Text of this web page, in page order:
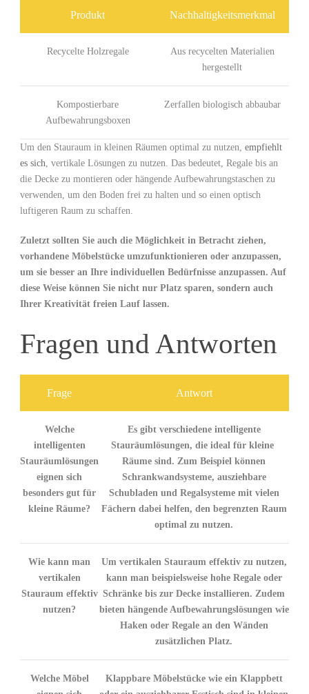
Produkt Nachhaltigkeitsmerkmal
Recycelte Holzregale
Aus⁤ recycelten⁢ Materialien
hergestellt
Kompostierbare
Aufbewahrungsboxen
Zerfallen biologisch ‌abbaubar
Um den Stauraum in kleinen Räumen optimal zu nutzen, empfiehlt
es sich, vertikale Lösungen zu nutzen. Das bedeutet, Regale bis an
die Decke zu montieren oder hängende Aufbewahrungstaschen zu
verwenden, um den Boden frei zu ⁤halten und so einen optisch ​
luftigeren Raum zu schaffen.
Zuletzt sollten Sie auch die Möglichkeit in Betracht ziehen,
vorhandene Möbelstücke umzufunktionieren oder anzupassen,
um sie besser an Ihre individuellen Bedürfnisse anzupassen. Auf
diese Weise können Sie ⁤nicht nur Platz sparen, sondern auch
Ihrer Kreativität freien⁢ Lauf ​lassen.
Fragen und Antworten
Frage Antwort
Welche
intelligenten
Stauräumlösungen
eignen sich
besonders gut für
kleine⁤ Räume?
Es gibt ‍verschiedene intelligente
Stauräumlösungen, die ideal für⁣ kleine ​
Räume ⁤sind. ⁢Zum Beispiel können
Schrankwandsysteme, ausziehbare
Schubladen und Regalsysteme mit vielen
Fächern dabei helfen, den ⁤begrenzten Raum
optimal zu nutzen.
Wie kann man
vertikalen
Stauraum effektiv
nutzen?
Um vertikalen Stauraum effektiv zu nutzen,
kann man beispielsweise hohe Regale oder
Schränke bis zur Decke installieren. Zudem
bieten‌ hängende Aufbewahrungslösungen wie
Haken ⁢oder Regale an den Wänden
zusätzlichen‌ Platz.
Welche Möbel⁢
Klappbare ‍Möbelstücke wie ein Klappbett